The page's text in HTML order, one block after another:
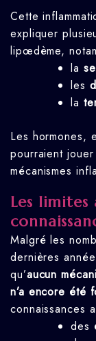
Cette
expliquer
lipœdème,
la
les
la
Les hormones,
pourraient
mécanismes
Les limites
Malgré les
dernières
qu’aucun
n’a encore été
connaissances
des